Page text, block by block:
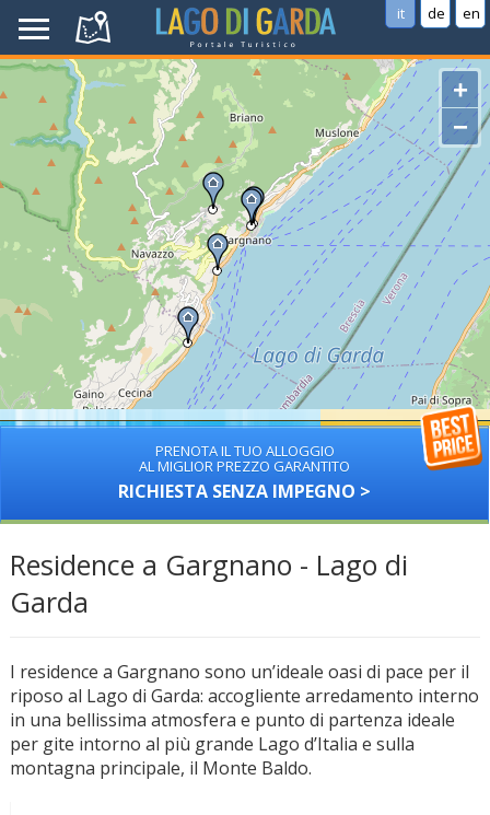
it de en
+
−
PRENOTA IL TUO ALLOGGIO
AL MIGLIOR PREZZO GARANTITO
RICHIESTA SENZA IMPEGNO >
Residence a Gargnano - Lago di
Garda
I residence a Gargnano sono un’ideale oasi di pace per il
riposo al Lago di Garda: accogliente arredamento interno
in una bellissima atmosfera e punto di partenza ideale
per gite intorno al più grande Lago d’Italia e sulla
montagna principale, il Monte Baldo.